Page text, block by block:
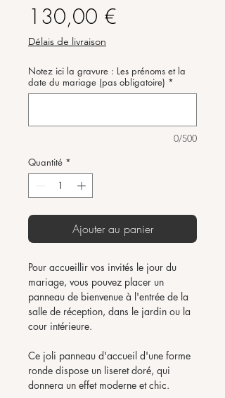
130,00 €
Délais de livraison
Notez ici la gravure : Les prénoms et la
date du mariage (pas obligatoire) *
0/500
Quantité *
Ajouter au panier
Pour accueillir vos invités le jour du
mariage, vous pouvez placer un
panneau de bienvenue à l'entrée de la
salle de réception, dans le jardin ou la
cour intérieure.
Ce joli panneau d'accueil d'une forme
ronde dispose un liseret doré, qui
donnera un effet moderne et chic.